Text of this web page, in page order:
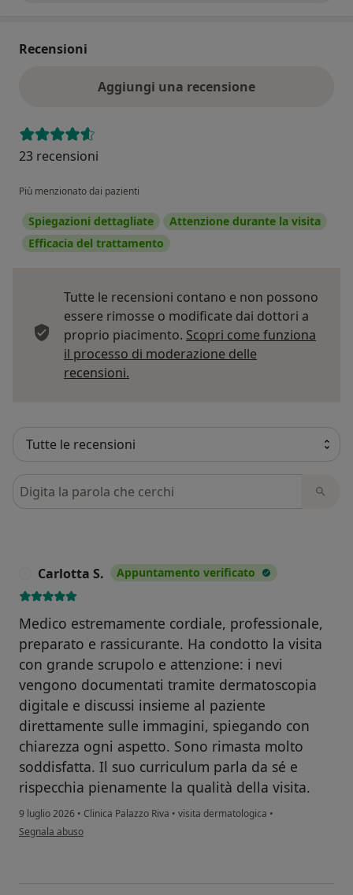
Recensioni
Aggiungi una recensione
23 recensioni
Più menzionato dai pazienti
Spiegazioni dettagliate
Attenzione durante la visita
Efficacia del trattamento
Tutte le recensioni contano e non possono
essere rimosse o modificate dai dottori a
proprio piacimento. Scopri come funziona
il processo di moderazione delle
recensioni.
Cerca nelle recensioni
Carlotta S. Appuntamento verificato
Medico estremamente cordiale, professionale,
preparato e rassicurante. Ha condotto la visita
con grande scrupolo e attenzione: i nevi
vengono documentati tramite dermatoscopia
digitale e discussi insieme al paziente
direttamente sulle immagini, spiegando con
chiarezza ogni aspetto. Sono rimasta molto
soddisfatta. Il suo curriculum parla da sé e
rispecchia pienamente la qualità della visita.
9 luglio 2026 • Clinica Palazzo Riva • visita dermatologica •
secondo l'opinione dell'utente Carlotta S.
Segnala abuso